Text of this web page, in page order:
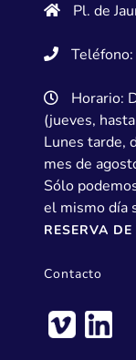
Pl. de
Horario:
(jueves,
Lunes tarde,
mes de
Sólo
el mismo día
RESERVA
Contacto